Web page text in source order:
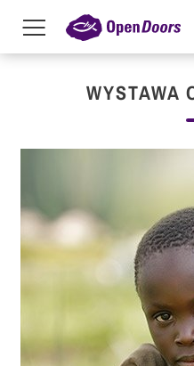
Przejdź do treści
Menu
toggle
WYSTAWA